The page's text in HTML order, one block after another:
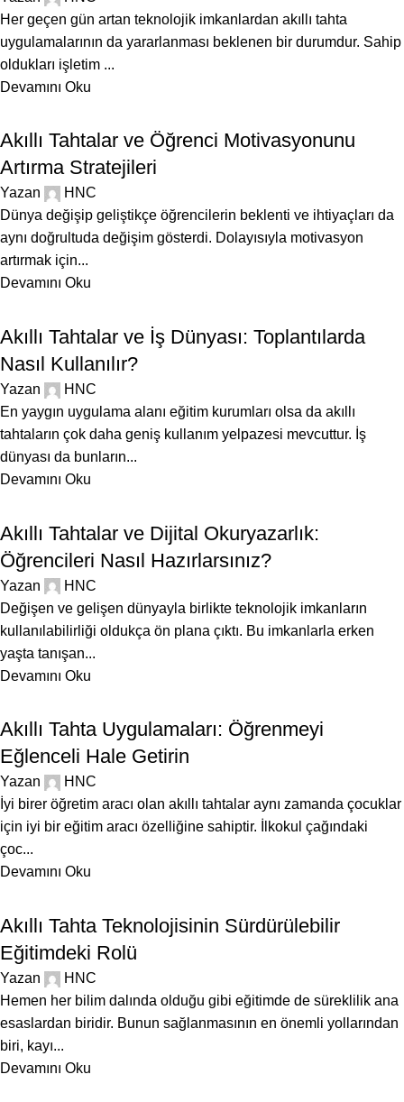
Her geçen gün artan teknolojik imkanlardan akıllı tahta
uygulamalarının da yararlanması beklenen bir durumdur. Sahip
oldukları işletim ...
Devamını Oku
Akıllı Tahtalar ve Öğrenci Motivasyonunu
Artırma Stratejileri
Yazan
HNC
Dünya değişip geliştikçe öğrencilerin beklenti ve ihtiyaçları da
aynı doğrultuda değişim gösterdi. Dolayısıyla motivasyon
artırmak için...
Devamını Oku
Akıllı Tahtalar ve İş Dünyası: Toplantılarda
Nasıl Kullanılır?
Yazan
HNC
En yaygın uygulama alanı eğitim kurumları olsa da akıllı
tahtaların çok daha geniş kullanım yelpazesi mevcuttur. İş
dünyası da bunların...
Devamını Oku
Akıllı Tahtalar ve Dijital Okuryazarlık:
Öğrencileri Nasıl Hazırlarsınız?
Yazan
HNC
Değişen ve gelişen dünyayla birlikte teknolojik imkanların
kullanılabilirliği oldukça ön plana çıktı. Bu imkanlarla erken
yaşta tanışan...
Devamını Oku
Akıllı Tahta Uygulamaları: Öğrenmeyi
Eğlenceli Hale Getirin
Yazan
HNC
İyi birer öğretim aracı olan akıllı tahtalar aynı zamanda çocuklar
için iyi bir eğitim aracı özelliğine sahiptir. İlkokul çağındaki
çoc...
Devamını Oku
Akıllı Tahta Teknolojisinin Sürdürülebilir
Eğitimdeki Rolü
Yazan
HNC
Hemen her bilim dalında olduğu gibi eğitimde de süreklilik ana
esaslardan biridir. Bunun sağlanmasının en önemli yollarından
biri, kayı...
Devamını Oku